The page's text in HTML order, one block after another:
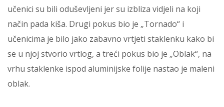
učenici su bili oduševljeni jer su izbliza vidjeli na koji
način pada kiša. Drugi pokus bio je „Tornado“ i
učenicima je bilo jako zabavno vrtjeti staklenku kako bi
se u njoj stvorio vrtlog, a treći pokus bio je „Oblak“, na
vrhu staklenke ispod aluminijske folije nastao je maleni
oblak.